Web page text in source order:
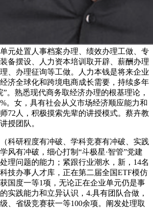
元处置人事档案办理、绩效办理工做、专
备摆设、人力资本培训取开辟、薪酬办理
、办理征询等工做。人力本钱是将来企业
济全球化和跨境电商成长需要，持续多年
。熟悉现代商务取经济办理的根基理论，
。女，具有社会从义市场经济顺应能力和
72人，积极摸索先辈的讲授模式。蔡卉教
授团队。
研程度有冲破、学科竞赛有冲破、实践
风有冲破，细心打制“斗极星·智管”党建
理问题的能力；紧跟行业潮水，新，14名
技办事人才库，正在第二届全国ETF模仿
国度一等1项，无论正在企业单元仍是事
实践能力和立异认识，4.具有团队合做，
、省级竞赛获一等100余项。阐发处理取